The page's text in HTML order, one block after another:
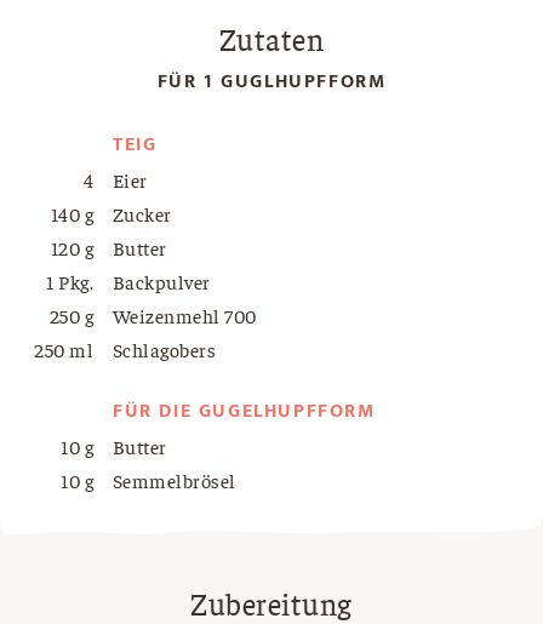
Zutaten
FÜR 1 GUGLHUPFFORM
TEIG
4
Eier
140 g
Zucker
120 g
Butter
1 Pkg.
Backpulver
250 g
Weizenmehl 700
250 ml
Schlagobers
FÜR DIE GUGELHUPFFORM
10 g
Butter
10 g
Semmelbrösel
Zubereitung